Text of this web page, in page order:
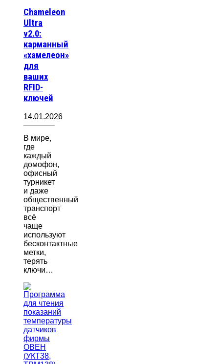
Chameleon
Ultra
v2.0:
карманный
«хамелеон»
для
ваших
RFID-
ключей
14.01.2026
В мире,
где
каждый
домофон,
офисный
турникет
и даже
общественный
транспорт
всё
чаще
используют
бесконтактные
метки,
терять
ключи…